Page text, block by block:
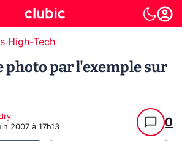
High-Tech
photo par l'exemple sur
2007 à 17h13 0